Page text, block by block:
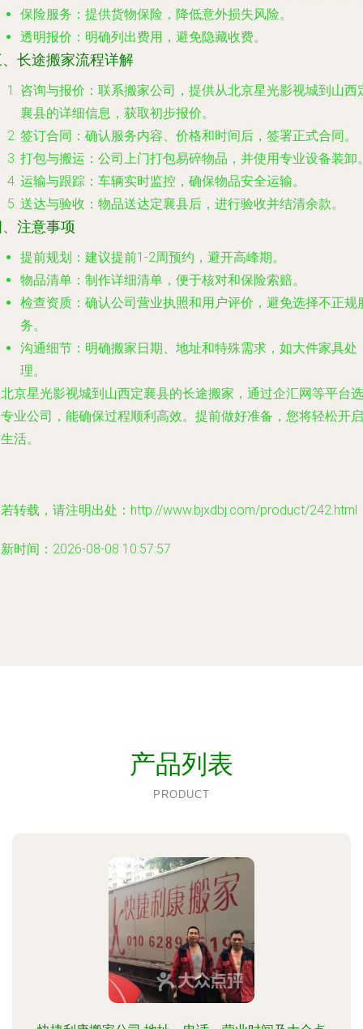
保险服务 ：提供货物保险，降低意外损失风险。
透明报价 ：明确列出费用，避免隐藏收费。
长途搬家流程详解
咨询与报价 ：联系搬家公司，提供从北京星光影视城到山西
襄县的详细信息，获取初步报价。
签订合同 ：确认服务内容、价格和时间后，签署正式合同。
打包与搬运 ：公司上门打包易碎物品，并使用专业设备装卸
运输与跟踪 ：车辆实时监控，确保物品安全运输。
送达与验收 ：物品送达定襄县后，进行验收并结清余款。
注意事项
提前规划 ：建议提前1-2周预约，避开高峰期。
物品清单 ：制作详细清单，便于核对和保险索赔。
检查资质 ：确认公司营业执照和用户评价，避免选择不正规
务。
沟通细节 ：明确搬家日期、地址和特殊需求，如大件家具处
理。
京星光影视城到山西定襄县的长途搬家，通过企汇网等平台选
业公司，能确保过程顺利高效。提前做好准备，您将轻松开启
活。
转载，请注明出处：http://www.bjxdbj.com/product/242.html
时间：2026-08-08 10:57:57
产品列表
PRODUCT